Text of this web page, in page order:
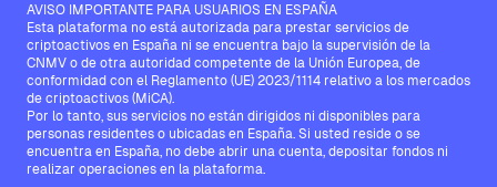
AVISO IMPORTANTE PARA USUARIOS EN ESPAÑA
Esta plataforma no está autorizada para prestar servicios de
criptoactivos en España ni se encuentra bajo la supervisión de la
CNMV o de otra autoridad competente de la Unión Europea, de
conformidad con el Reglamento (UE) 2023/1114 relativo a los mercados
de criptoactivos (MiCA).
Por lo tanto, sus servicios no están dirigidos ni disponibles para
personas residentes o ubicadas en España. Si usted reside o se
encuentra en España, no debe abrir una cuenta, depositar fondos ni
realizar operaciones en la plataforma.